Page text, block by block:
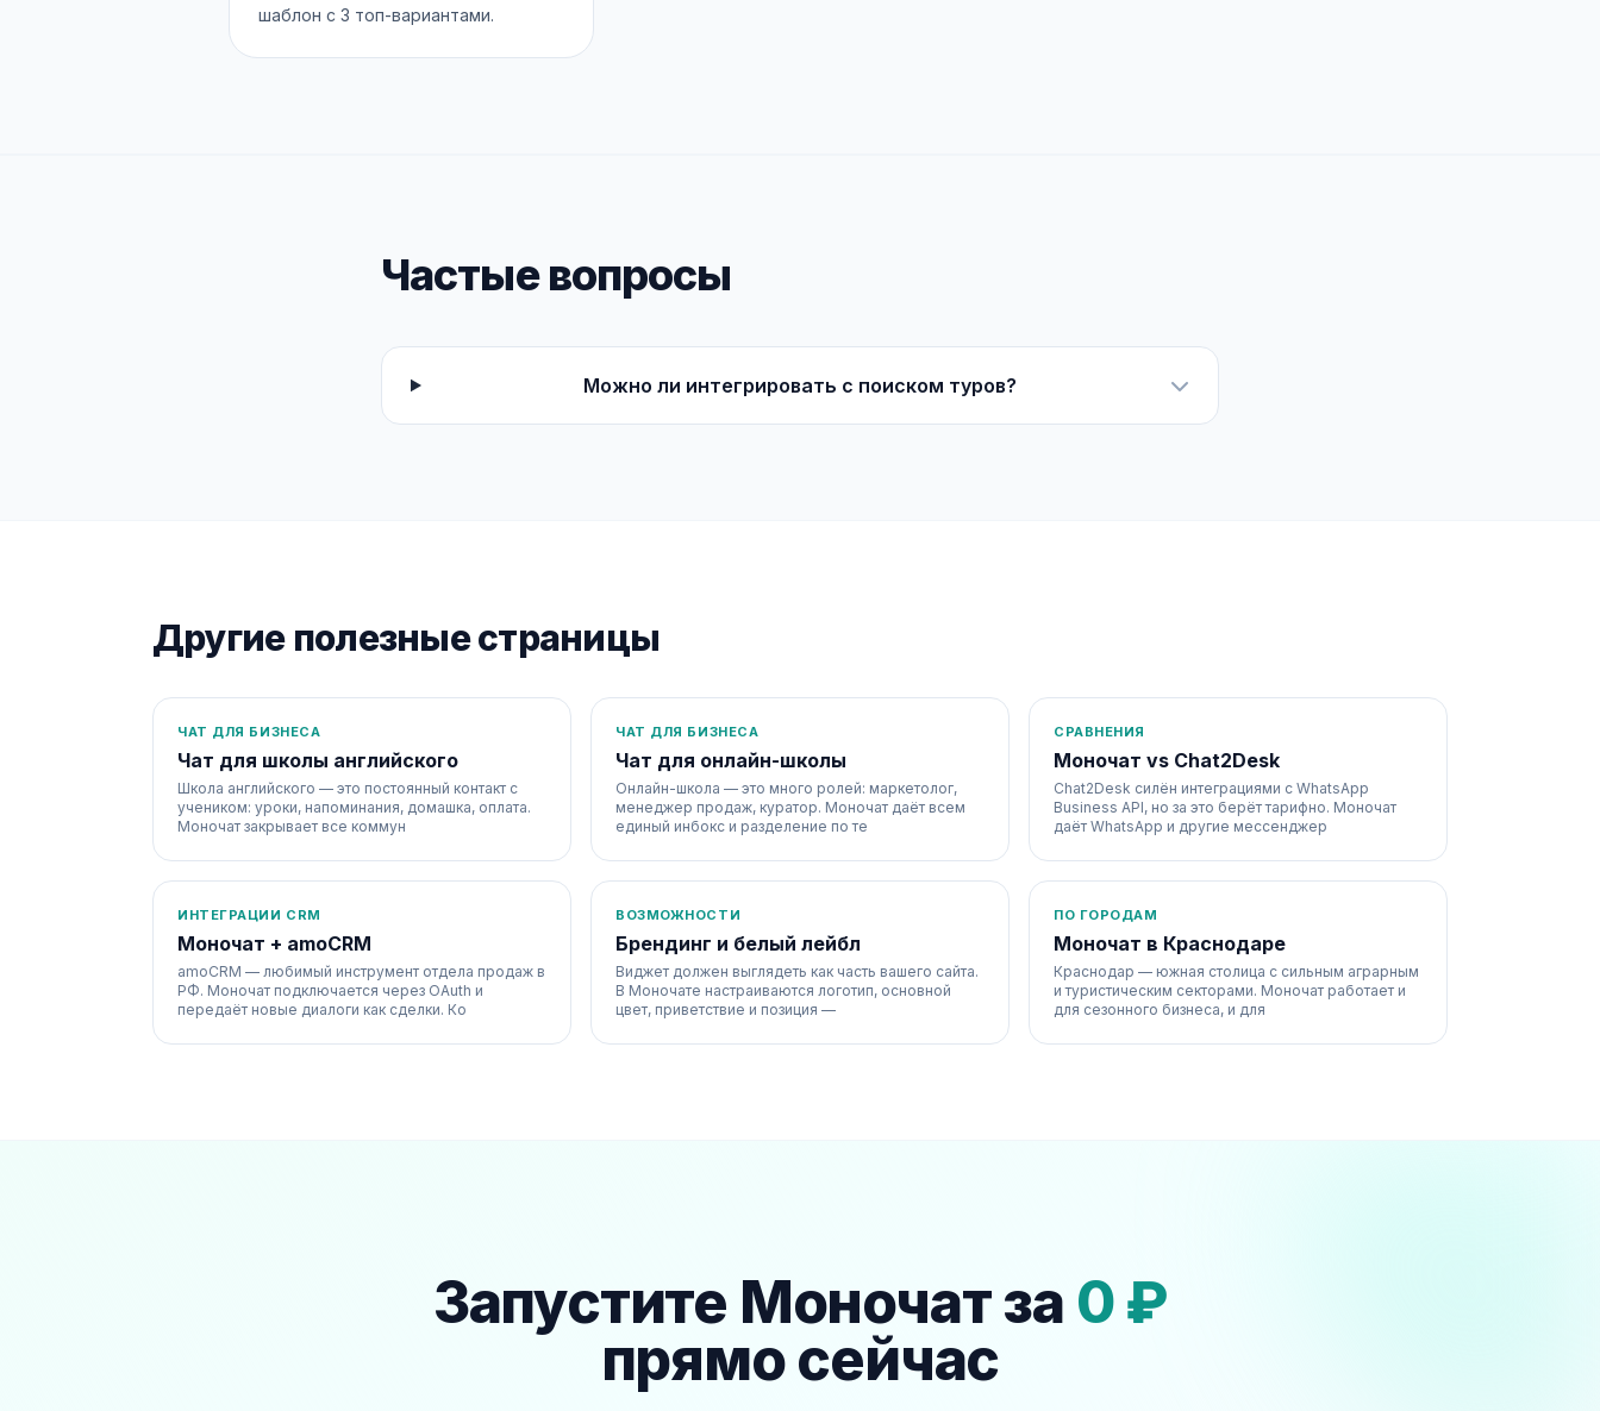
шаблон с 3 топ-вариантами.
Частые вопросы
Можно ли интегрировать с поиском туров?
Другие полезные страницы
ЧАТ ДЛЯ БИЗНЕСА
Чат для школы английского
Школа английского — это постоянный контакт с
учеником: уроки, напоминания, домашка, оплата.
Моночат закрывает все коммун
ЧАТ ДЛЯ БИЗНЕСА
Чат для онлайн-школы
Онлайн-школа — это много ролей: маркетолог,
менеджер продаж, куратор. Моночат даёт всем
единый инбокс и разделение по те
СРАВНЕНИЯ
Моночат vs Chat2Desk
Chat2Desk силён интеграциями с WhatsApp
Business API, но за это берёт тарифно. Моночат
даёт WhatsApp и другие мессенджер
ИНТЕГРАЦИИ CRM
Моночат + amoCRM
amoCRM — любимый инструмент отдела продаж в
РФ. Моночат подключается через OAuth и
передаёт новые диалоги как сделки. Ко
ВОЗМОЖНОСТИ
Брендинг и белый лейбл
Виджет должен выглядеть как часть вашего сайта.
В Моночате настраиваются логотип, основной
цвет, приветствие и позиция —
ПО ГОРОДАМ
Моночат в Краснодаре
Краснодар — южная столица с сильным аграрным
и туристическим секторами. Моночат работает и
для сезонного бизнеса, и для
Запустите Моночат за 0 ₽
прямо сейчас